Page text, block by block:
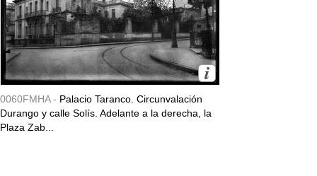
0060FMHA - Palacio Taranco. Circunvalación
Durango y calle Solís. Adelante a la derecha, la
Plaza Zab...